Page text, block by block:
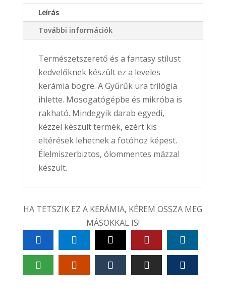
Leírás
További információk
Természetszerető és a fantasy stílust
kedvelőknek készült ez a leveles
kerámia bögre. A Gyűrűk ura trilógia
ihlette. Mosogatógépbe és mikróba is
rakható. Mindegyik darab egyedi,
kézzel készült termék, ezért kis
eltérések lehetnek a fotóhoz képest.
Élelmiszerbiztos, ólommentes mázzal
készült.
HA TETSZIK EZ A KERÁMIA, KÉREM OSSZA MEG
MÁSOKKAL IS!